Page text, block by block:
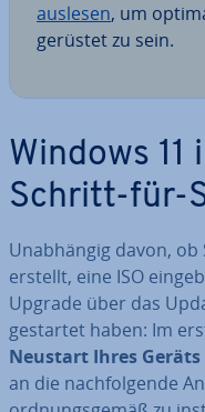
auslesen, um
gerüstet zu sein.
Windows
Schritt-für-
Un­ab­hän­gig davon,
erstellt, eine ISO
Upgrade über das
gestartet haben: Im
Neustart Ihres Geräts
an die nach­fol­gen­de